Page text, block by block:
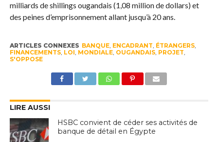
milliards de shillings ougandais (1,08 million de dollars) et
des peines d’emprisonnement allant jusqu’à 20 ans.
ARTICLES CONNEXES BANQUE, ENCADRANT, ÉTRANGERS,
FINANCEMENTS, LOI, MONDIALE, OUGANDAIS, PROJET,
S'OPPOSE
LIRE AUSSI
HSBC convient de céder ses activités de
banque de détail en Égypte